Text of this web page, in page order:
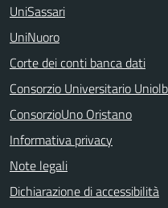
UniSassari
UniNuoro
Corte dei conti banca dati
Consorzio Universitario
ConsorzioUno Oristano
Informativa privacy
Note legali
Dichiarazione di accessibilità